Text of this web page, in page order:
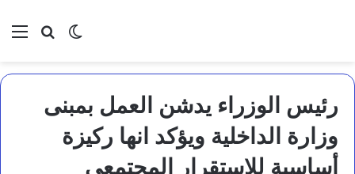
بحثالوضع
رئيس الوزراء يدشن العمل بمبنى
وزارة الداخلية ويؤكد انها ركيزة
أساسية للاستقرار المجتمعي